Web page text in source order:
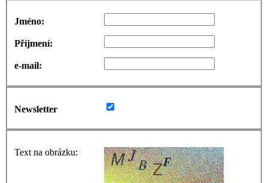
Jméno:
Příjmení:
e-mail:
Newsletter
Text na obrázku: